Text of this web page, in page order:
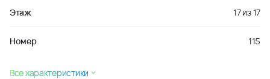
Этаж 17из17
Номер 115
Все характеристики